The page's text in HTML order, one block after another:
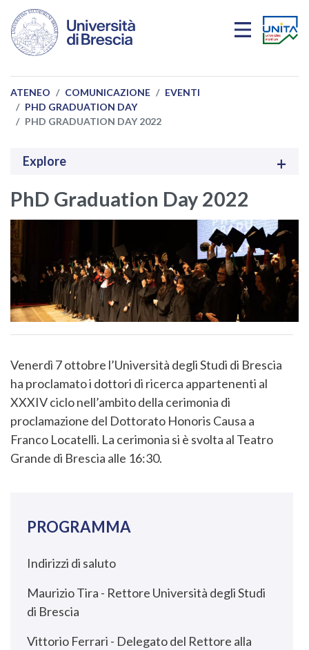
Salta al contenuto principale
ATENEO COMUNICAZIONE
EVENTI
PHD GRADUATION DAY
PHD GRADUATION DAY 2022
Explore
PhD Graduation Day 2022
Venerdì 7 ottobre l’Università degli Studi di Brescia
ha proclamato i dottori di ricerca appartenenti al
XXXIV ciclo nell’ambito della cerimonia di
proclamazione del Dottorato Honoris Causa a
Franco Locatelli. La cerimonia si è svolta al Teatro
Grande di Brescia alle 16:30.
PROGRAMMA
Indirizzi di saluto
Maurizio Tira - Rettore Università degli Studi
di Brescia
Vittorio Ferrari - Delegato del Rettore alla